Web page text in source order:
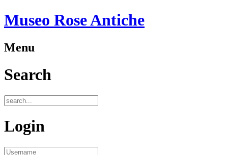
Museo Rose Antiche
Menu
Search
Login